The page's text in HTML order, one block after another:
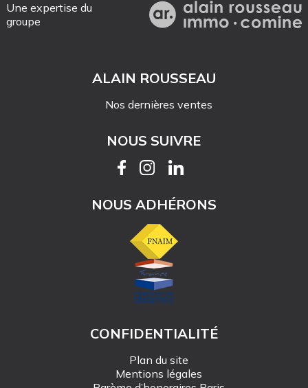
Une expertise du
groupe
ALAIN ROUSSEAU
Nos dernières ventes
NOUS SUIVRE
NOUS ADHÉRONS
CONFIDENTIALITÉ
Plan du site
Mentions légales